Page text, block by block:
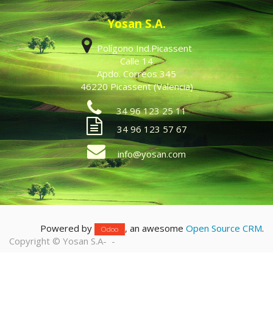
Yosan S.A.
Polígono Ind.Picassent
Calle 14
Apdo. Correos 345
46220 Picassent (Valencia)
34 96 123 25 11
34 96 123 57 67
info@yosan.com
Powered by Odoo , an awesome Open Source CRM.
Copyright © Yosan S.A- -